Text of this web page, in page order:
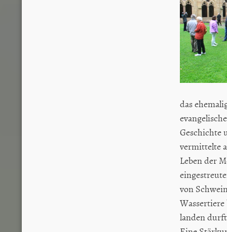
das
Geschichte
vermittelte
Leben der
von
landen